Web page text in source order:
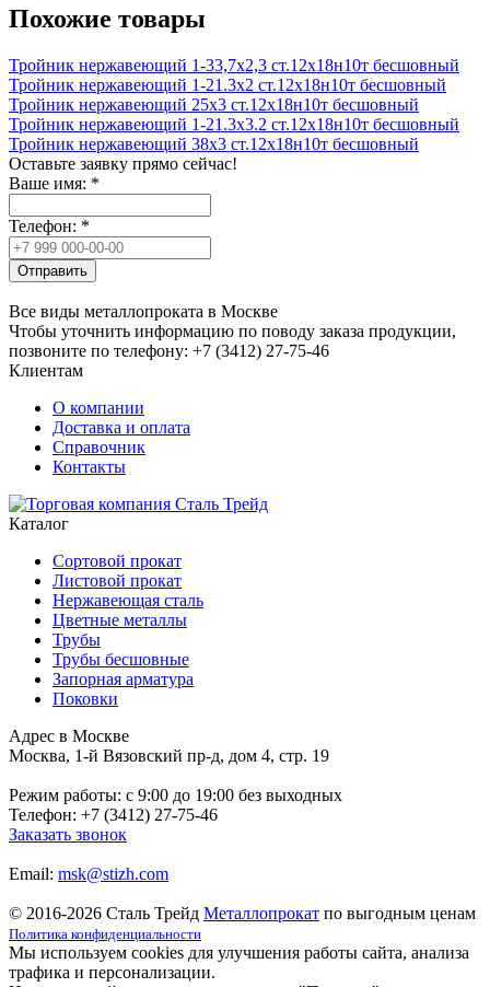
Похожие товары
Тройник нержавеющий 1-33,7x2,3 ст.12х18н10т бесшовный
Тройник нержавеющий 1-21.3x2 ст.12х18н10т бесшовный
Тройник нержавеющий 25х3 ст.12х18н10т бесшовный
Тройник нержавеющий 1-21.3x3.2 ст.12х18н10т бесшовный
Тройник нержавеющий 38х3 ст.12х18н10т бесшовный
Оставьте заявку прямо сейчас!
Ваше имя: *
Телефон: *
Отправить
Все виды металлопроката в Москве
Чтобы уточнить информацию по поводу заказа продукции,
позвоните по телефону: +7 (3412) 27-75-46
Клиентам
О компании
Доставка и оплата
Справочник
Контакты
Каталог
Сортовой прокат
Листовой прокат
Нержавеющая сталь
Цветные металлы
Трубы
Трубы бесшовные
Запорная арматура
Поковки
Адрес в Москве
Москва, 1-й Вязовский пр-д, дом 4, стр. 19
Режим работы: c 9:00 до 19:00 без выходных
Телефон: +7 (3412) 27-75-46
Заказать звонок
Email: msk@stizh.com
© 2016-2026 Сталь Трейд Металлопрокат по выгодным ценам
Политика конфиденциальности
Мы используем cookies для улучшения работы сайта, анализа
трафика и персонализации.